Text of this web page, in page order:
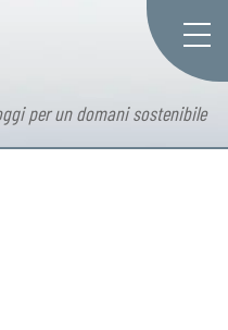
per un domani sostenibile